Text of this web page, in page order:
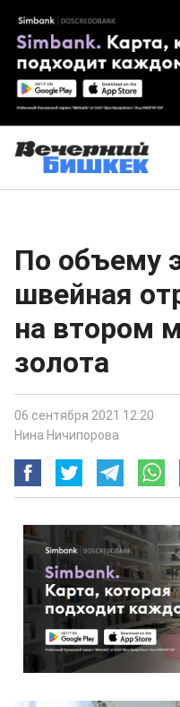
По объему
швейная
на втором
золота
06 сентября 2021 12:20
Нина Ничипорова